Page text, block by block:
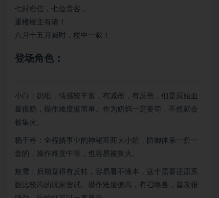
七封密信，七位贵客，
重楼楼主有请！
八月十五月圆时，楼中一叙！
登场角色：
小白：奶坦，情感较丰富，有减伤，有反伤，但是原始血
量很脆，操作难度偏简单。作为奶妈一定要苟，不然就会
被集火。
杨干寻：全程搞事业的神秘富商大小姐，防御体系一套一
套的，操作难度中等，也容易被集火。
敖雪：后期觉得有反转，容易看不懂本，这个需要还原系
数比较高的玩家尝试。操作难度偏高，有召唤兽，普攻很